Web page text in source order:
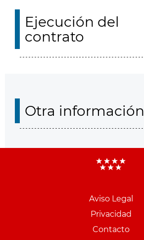
Ejecución del
contrato
Otra información
Aviso Legal
Privacidad
Contacto